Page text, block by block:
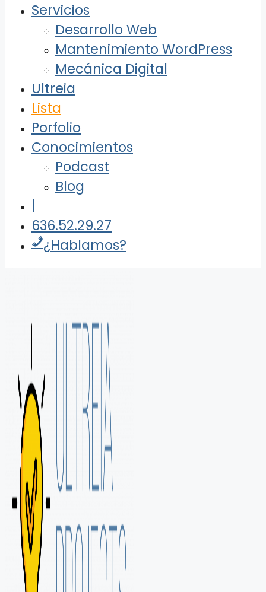
Servicios
Desarrollo Web
Mantenimiento WordPress
Mecánica Digital
Ultreia
Lista
Porfolio
Conocimientos
Podcast
Blog
|
636.52.29.27
¿Hablamos?